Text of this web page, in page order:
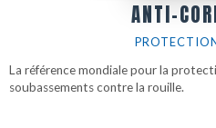
ANTI-
La référence mondiale pour la
soubassements contre la rouille.